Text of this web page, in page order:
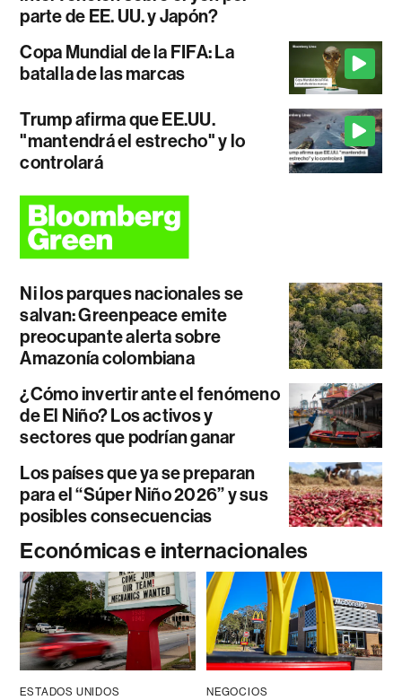
parte de EE. UU. y Japón?
Copa Mundial de la FIFA: La
batalla de las marcas
Trump afirma que EE.UU.
"mantendrá el estrecho" y lo
controlará
Ni los parques nacionales se
salvan: Greenpeace emite
preocupante alerta sobre
Amazonía colombiana
¿Cómo invertir ante el fenómeno
de El Niño? Los activos y
sectores que podrían ganar
Los países que ya se preparan
para el “Súper Niño 2026” y sus
posibles consecuencias
Económicas e internacionales
ESTADOS UNIDOS NEGOCIOS